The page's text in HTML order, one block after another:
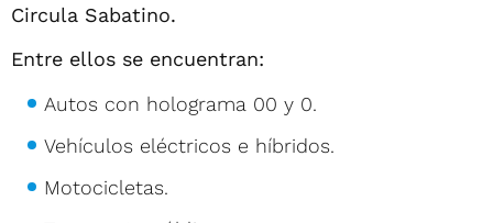
Circula Sabatino.
Entre ellos se encuentran:
Autos con holograma 00 y 0.
Vehículos eléctricos e híbridos.
Motocicletas.